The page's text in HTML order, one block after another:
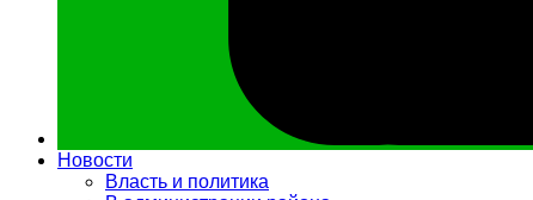
Новости
Власть и политика